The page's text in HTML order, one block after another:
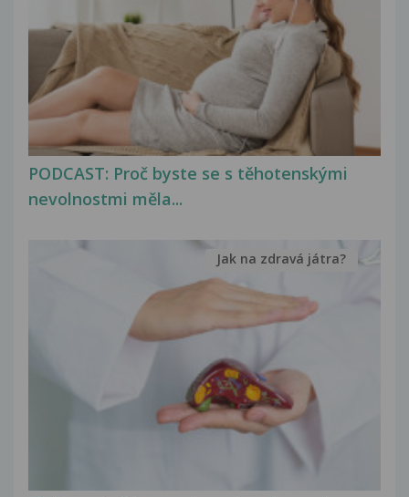
PODCAST: Proč byste se s těhotenskými
nevolnostmi měla...
Jak na zdravá játra?